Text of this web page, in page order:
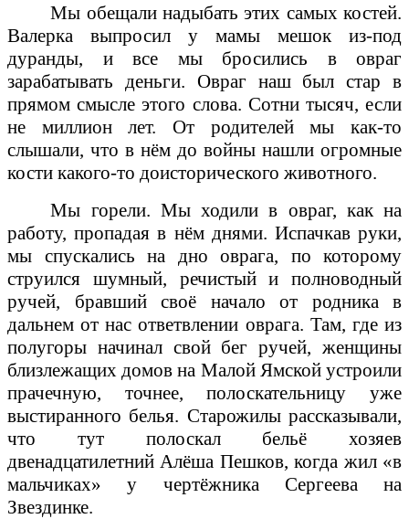
Мы обещали надыбать этих самых костей.
Валерка выпросил у мамы мешок из-под
дуранды, и все мы бросились в овраг
зарабатывать деньги. Овраг наш был стар в
прямом смысле этого слова. Сотни тысяч, если
не миллион лет. От родителей мы как-то
слышали, что в нём до войны нашли огромные
кости какого-то доисторического животного.
Мы горели. Мы ходили в овраг, как на
работу, пропадая в нём днями. Испачкав руки,
мы спускались на дно оврага, по которому
струился шумный, речистый и полноводный
ручей, бравший своё начало от родника в
дальнем от нас ответвлении оврага. Там, где из
полугоры начинал свой бег ручей, женщины
близлежащих домов на Малой Ямской устроили
прачечную, точнее, полоскательницу уже
выстиранного белья. Старожилы рассказывали,
что тут полоскал бельё хозяев
двенадцатилетний Алёша Пешков, когда жил «в
мальчиках» у чертёжника Сергеева на
Звездинке.